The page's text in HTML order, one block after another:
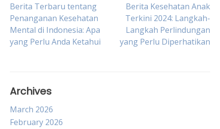
Post
navigation
Berita Terbaru tentang
Penanganan Kesehatan
Mental di Indonesia: Apa
yang Perlu Anda Ketahui
Berita Kesehatan Anak
Terkini 2024: Langkah-
Langkah Perlindungan
yang Perlu Diperhatikan
Archives
March 2026
February 2026